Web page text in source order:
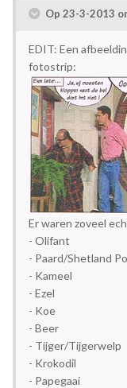
Op 23-3-2013
EDIT: Een
fotostrip:
Er waren zoveel
- Olifant
- Paard/Shetland
- Kameel
- Ezel
- Koe
- Beer
- Tijger/Tijgerwelp
- Krokodil
- Papegaai